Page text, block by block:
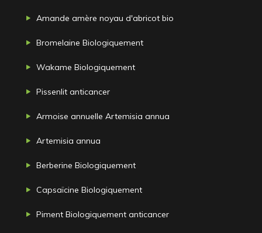
Amande amère noyau d'abricot bio
Bromelaine Biologiquement
Wakame Biologiquement
Pissenlit anticancer
Armoise annuelle Artemisia annua
Artemisia annua
Berberine Biologiquement
Capsaïcine Biologiquement
Piment Biologiquement anticancer